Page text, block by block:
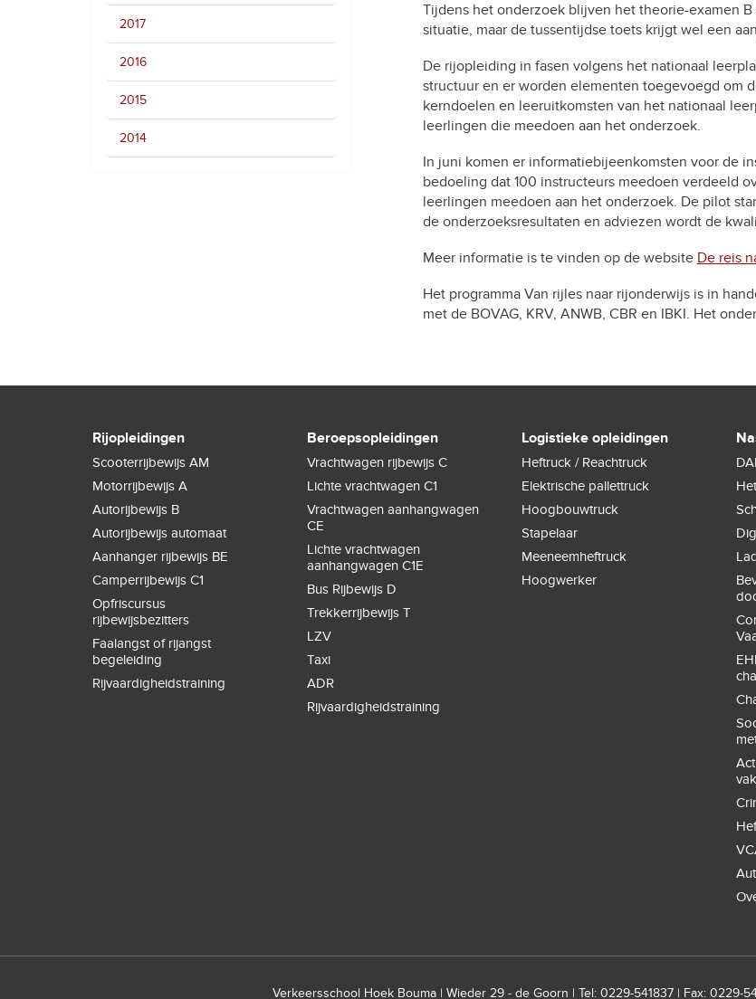
Tijdens het onderzoek blijven het theorie-examen
situatie, maar de tussentijdse toets krijgt wel een
De rijopleiding in fasen volgens het nationaal
structuur en er worden elementen toegevoegd om
kerndoelen en leeruitkomsten van het nationaal
leerlingen die meedoen aan het onderzoek.
In juni komen er informatiebijeenkomsten voor de
bedoeling dat 100 instructeurs meedoen verdeeld
leerlingen meedoen aan het onderzoek. De pilot
de onderzoeksresultaten en adviezen wordt de
Meer informatie is te vinden op de website De reis
Het programma Van rijles naar rijonderwijs is in
met de BOVAG, KRV, ANWB, CBR en IBKI. Het
2017
2016
2015
2014
Rijopleidingen
Scooterrijbewijs AM
Motorrijbewijs A
Autorijbewijs B
Autorijbewijs automaat
Aanhanger rijbewijs BE
Camperrijbewijs C1
Opfriscursus
rijbewijsbezitters
Faalangst of rijangst
begeleiding
Rijvaardigheidstraining
Beroepsopleidingen
Vrachtwagen rijbewijs C
Lichte vrachtwagen C1
Vrachtwagen aanhangwagen
CE
Lichte vrachtwagen
aanhangwagen C1E
Bus Rijbewijs D
Trekkerrijbewijs T
LZV
Taxi
ADR
Rijvaardigheidstraining
Logistieke opleidingen
Heftruck / Reachtruck
Elektrische pallettruck
Hoogbouwtruck
Stapelaar
Meeneemheftruck
Hoogwerker
Verkeersschool Hoek Bouma | Wieder 29 - de Goorn | Tel: 0229-541837 | Fax: 0229-